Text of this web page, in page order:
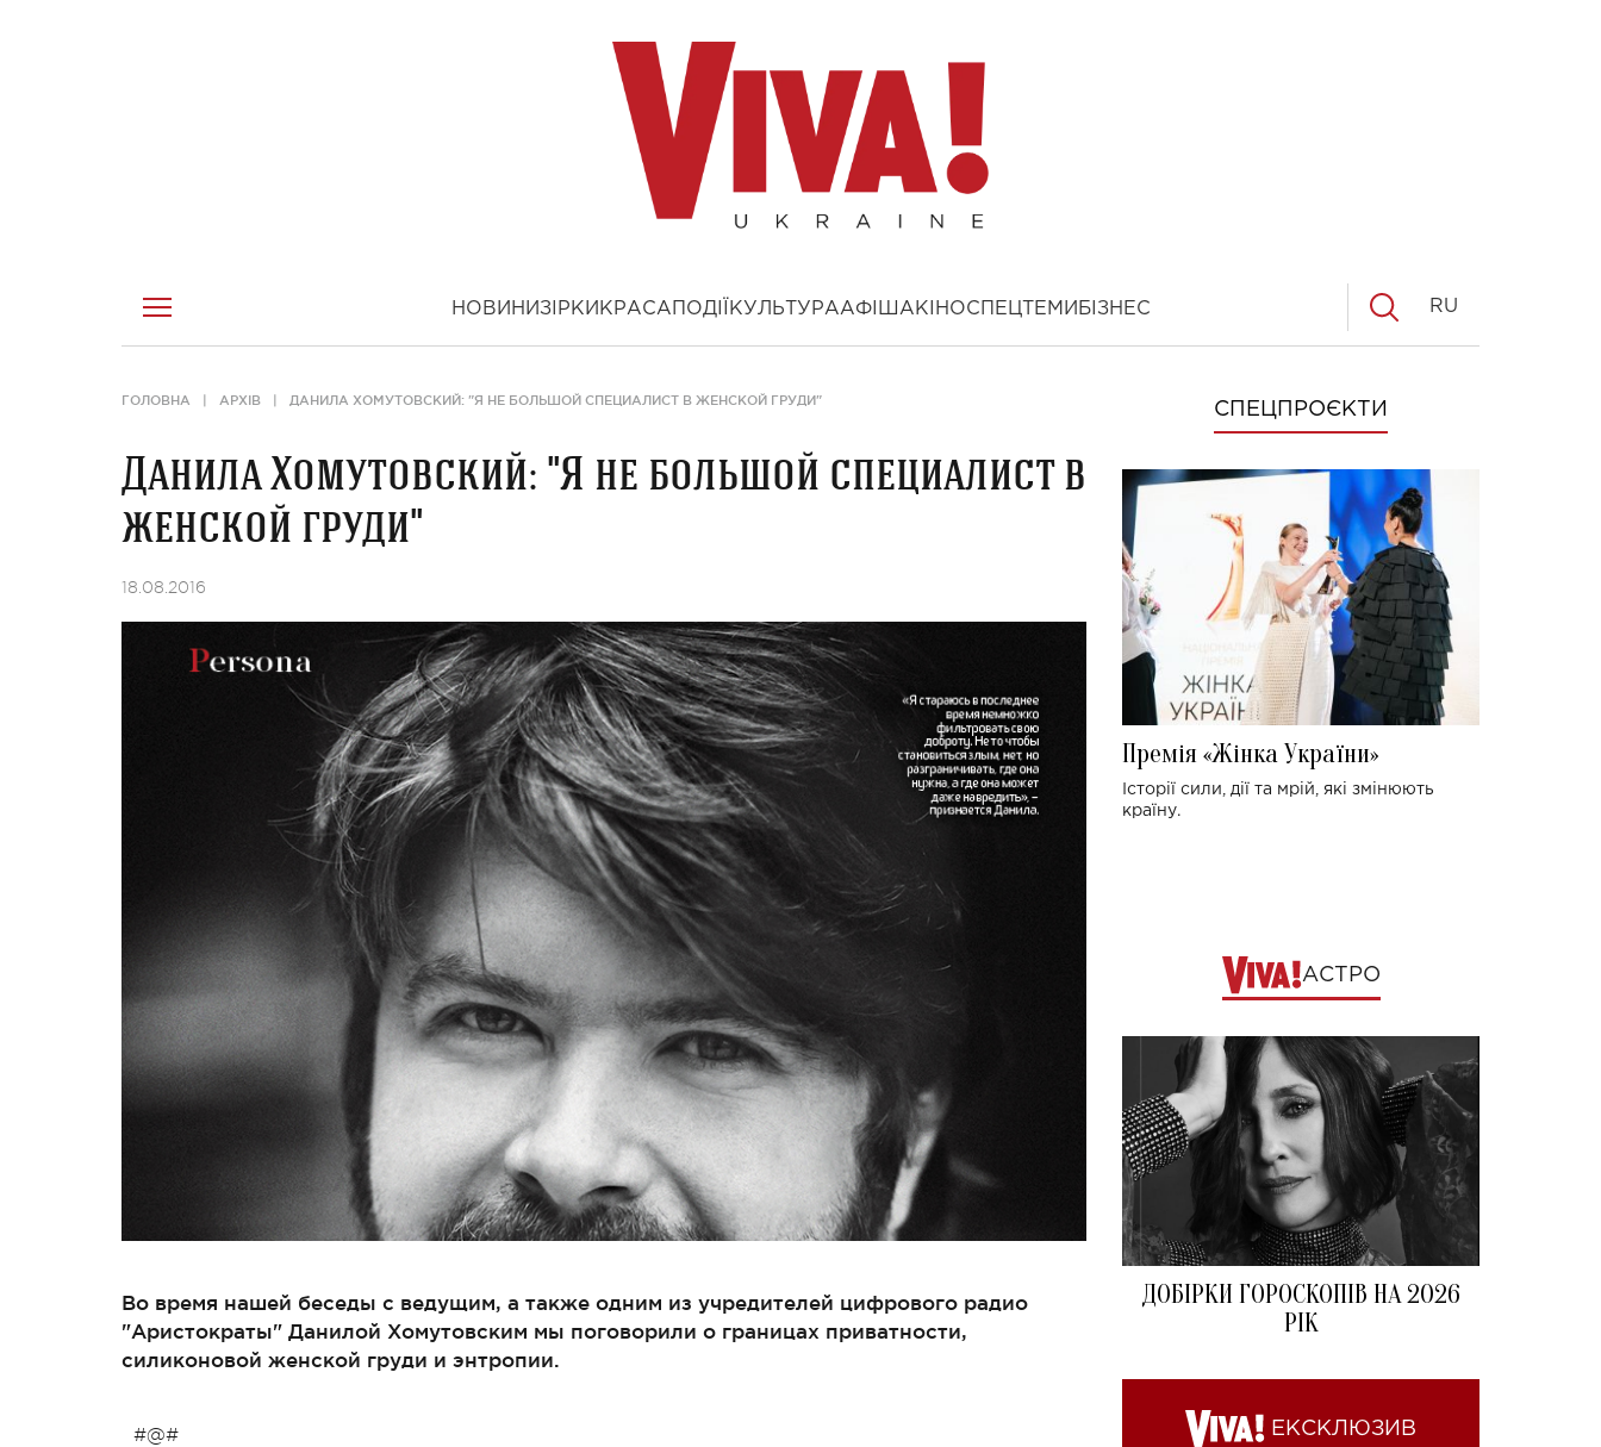
НОВИНИ ЗІРКИ КРАСА ПОДІЇ КУЛЬТУРААФІША КІНОСПЕЦТЕМИ БІЗНЕС RU
ГОЛОВНА АРХІВ ДАНИЛА ХОМУТОВСКИЙ: "Я НЕ БОЛЬШОЙ СПЕЦИАЛИСТ В ЖЕНСКОЙ ГРУДИ"
Данила Хомутовский: "Я не большой специалист в
женской груди"
18.08.2016
Во время нашей беседы с ведущим, а также одним из учредителей цифрового радио
"Аристократы" Данилой Хомутовским мы поговорили о границах приватности,
силиконовой женской груди и энтропии.
#@#
СПЕЦПРОЄКТИ
Премія «Жінка України»
Історії сили, дії та мрій, які змінюють
країну.
АСТРО
ДОБІРКИ ГОРОСКОПІВ НА 2026
РІК
ЕКСКЛЮЗИВ